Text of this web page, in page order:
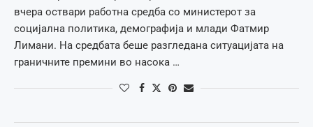
вчера оствари работна средба со министерот за
социјална политика, демографија и млади Фатмир
Лимани. На средбата беше разгледана ситуацијата на
граничните премини во насока …